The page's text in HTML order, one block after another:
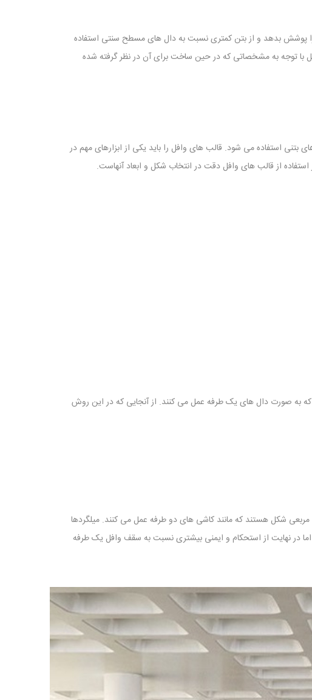
پوشش بدهد و از بتن کمتری نسبت به دال های مسطح سنتی استفاده
با توجه به مشخصاتی که در حین ساخت برای آن در نظر گرفته شده
بتنی استفاده می شود. قالب های وافل را باید یکی از ابزارهای مهم در
از قالب های وافل دقت در انتخاب شکل و ابعاد آنهاست.
به صورت دال های یک طرفه عمل می کنند. از آنجایی که در این روش
شکل هستند که مانند کاشی های دو طرفه عمل می کنند. میلگردها
نهایت از استحکام و ایمنی بیشتری نسبت به سقف وافل یک طرفه